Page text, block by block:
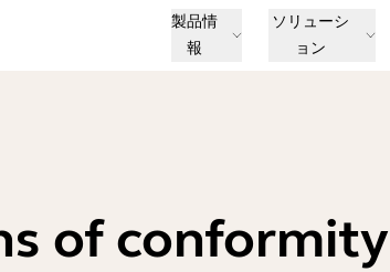
製品情
報
ソリューシ
ョン
of conformity